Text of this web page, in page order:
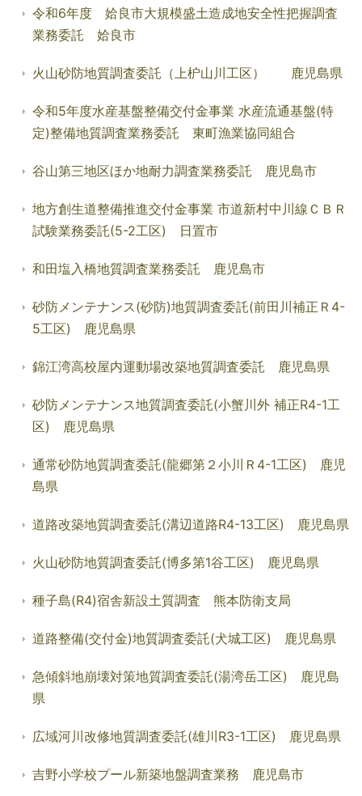
令和6年度 姶良市大規模盛土造成地安全性把握調査
業務委託 姶良市
火山砂防地質調査委託（上枦山川工区） 鹿児島県
令和5年度水産基盤整備交付金事業 水産流通基盤(特
定)整備地質調査業務委託 東町漁業協同組合
谷山第三地区ほか地耐力調査業務委託 鹿児島市
地方創生道整備推進交付金事業 市道新村中川線ＣＢＲ
試験業務委託(5-2工区) 日置市
和田塩入橋地質調査業務委託 鹿児島市
砂防メンテナンス(砂防)地質調査委託(前田川補正Ｒ4-
5工区) 鹿児島県
錦江湾高校屋内運動場改築地質調査委託 鹿児島県
砂防メンテナンス地質調査委託(小蟹川外 補正R4-1工
区) 鹿児島県
通常砂防地質調査委託(龍郷第２小川Ｒ4-1工区) 鹿児
島県
道路改築地質調査委託(溝辺道路R4-13工区) 鹿児島県
火山砂防地質調査委託(博多第1谷工区) 鹿児島県
種子島(R4)宿舎新設土質調査 熊本防衛支局
道路整備(交付金)地質調査委託(犬城工区) 鹿児島県
急傾斜地崩壊対策地質調査委託(湯湾岳工区) 鹿児島
県
広域河川改修地質調査委託(雄川R3-1工区) 鹿児島県
吉野小学校プール新築地盤調査業務 鹿児島市